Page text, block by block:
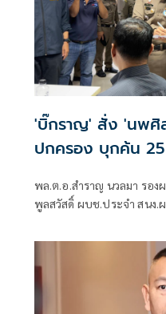
'บิ๊กราญ' สั่ง 'นพศิ
ปกครอง บุกค้น
พล.ต.อ.สำราญ นวลมา รอ
พูลสวัสดิ์ ผบช.ประจำ สนง.